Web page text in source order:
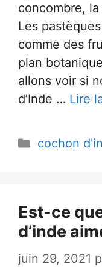
concombre,
Les
comme des
plan
allons voir si
d’Inde … Lire
Catégories
cochon
Est-ce
d’inde
juin 29, 2021